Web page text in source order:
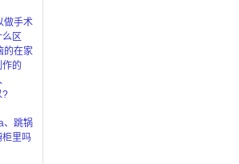
做手术
区
的在家
的
?
、跳锅
柜里吗